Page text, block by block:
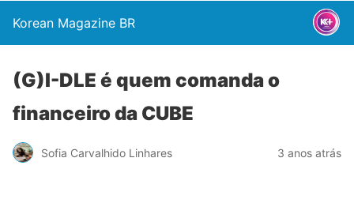
Korean Magazine BR
(G)I-DLE é quem comanda o
financeiro da CUBE
Sofia Carvalhido Linhares 3 anos atrás